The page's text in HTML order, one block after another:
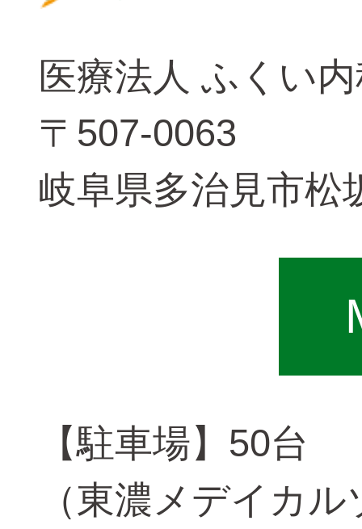
医療法人 ふくい
〒507-0063
岐阜県多治見市松
【駐車場】50台
（東濃メデイカ